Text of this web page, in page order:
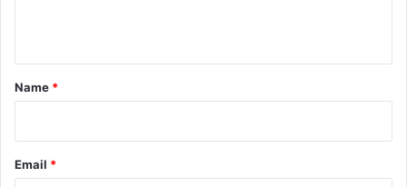
*
Name *
Email *